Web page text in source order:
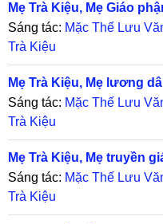
Mẹ Trà Kiệu, Mẹ Giáo
Sáng tác: Mặc Thế Lưu
Trà Kiệu
Mẹ Trà Kiệu, Mẹ lương
Sáng tác: Mặc Thế Lưu
Trà Kiệu
Mẹ Trà Kiệu, Mẹ truyền
Sáng tác: Mặc Thế Lưu
Trà Kiệu